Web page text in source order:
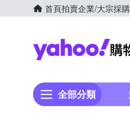
首頁拍賣企業/大宗採
全部分類